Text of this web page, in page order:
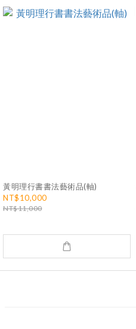
黃明理行書書法藝術品(軸)
NT$10,000
NT$11,000